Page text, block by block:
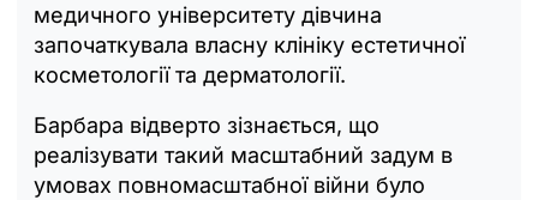
медичного університету дівчина
започаткувала власну клініку естетичної
косметології та дерматології.
Барбара відверто зізнається, що
реалізувати такий масштабний задум в
умовах повномасштабної війни було